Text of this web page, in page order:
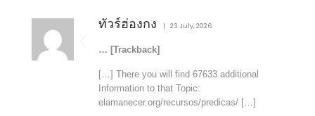
ทัวร์ฮ่องกง 23 July, 2026
… [Trackback]
[…] There you will find 67633 additional
Information to that Topic:
elamanecer.org/recursos/predicas/ […]